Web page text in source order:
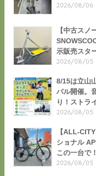
2026/08/06
【中古ス
示販売スタ
2026/08/05
8/15は立山
バル開催。
り！ストラ
2026/08/05
【ALL-
ショナル
この一台で！
2026/08/05